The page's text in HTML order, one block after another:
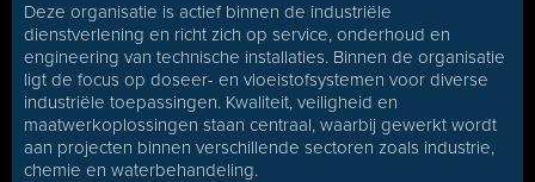
Deze organisatie is actief binnen de industriële
dienstverlening en richt zich op service, onderhoud en
engineering van technische installaties. Binnen de organisatie
ligt de focus op doseer- en vloeistofsystemen voor diverse
industriële toepassingen. Kwaliteit, veiligheid en
maatwerkoplossingen staan centraal, waarbij gewerkt wordt
aan projecten binnen verschillende sectoren zoals industrie,
chemie en waterbehandeling.